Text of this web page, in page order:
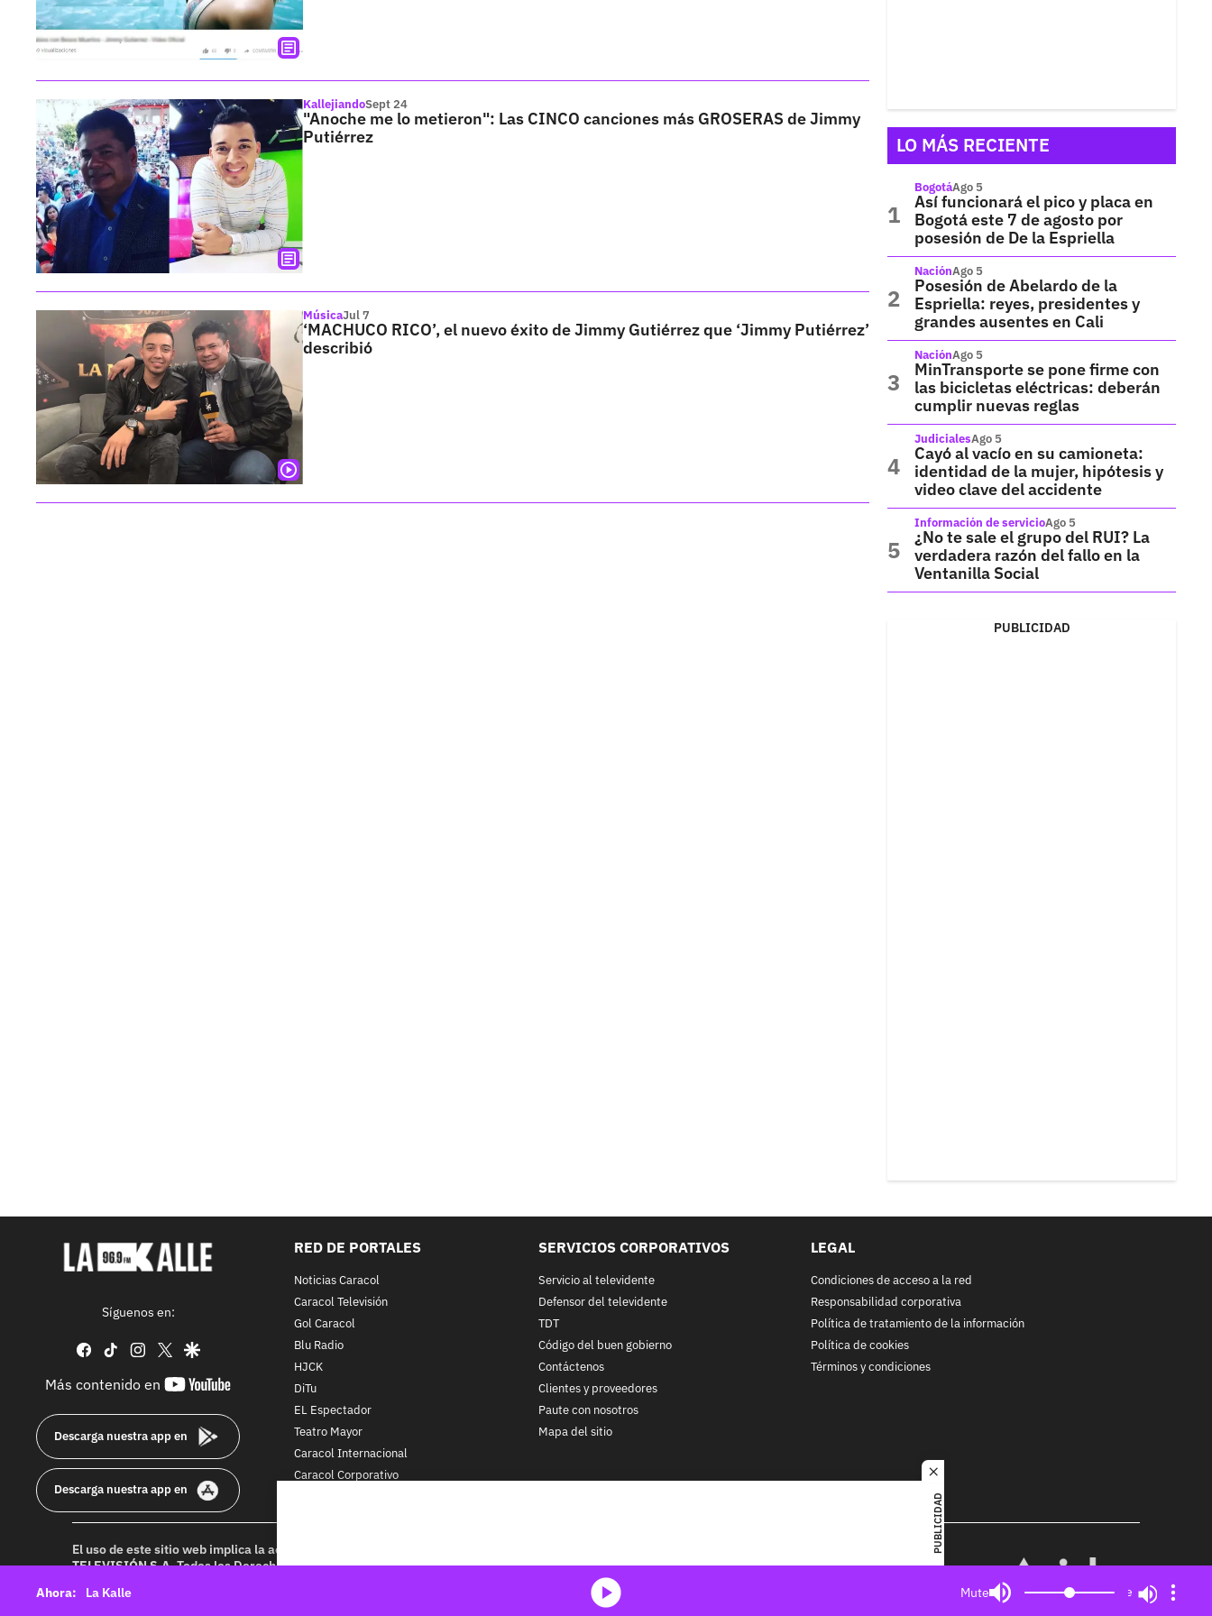
close
PUBLICIDAD
KallejiandoSept 24
"Anoche me lo metieron": Las CINCO canciones más GROSERAS de Jimmy
Putiérrez
MúsicaJul 7
‘MACHUCO RICO’, el nuevo éxito de Jimmy Gutiérrez que ‘Jimmy Putiérrez’
describió
LO MÁS RECIENTE
BogotáAgo 5
Así funcionará el pico y placa en
Bogotá este 7 de agosto por
posesión de De la Espriella
NaciónAgo 5
Posesión de Abelardo de la
Espriella: reyes, presidentes y
grandes ausentes en Cali
NaciónAgo 5
MinTransporte se pone firme con
las bicicletas eléctricas: deberán
cumplir nuevas reglas
JudicialesAgo 5
Cayó al vacío en su camioneta:
identidad de la mujer, hipótesis y
video clave del accidente
Información de servicioAgo 5
¿No te sale el grupo del RUI? La
verdadera razón del fallo en la
Ventanilla Social
PUBLICIDAD
Síguenos en:
facebook
tiktok instagram
twittergoogle
Más contenido en
youtube-
Descarga nuestra app en
Descarga nuestra app en
RED DE PORTALES
Noticias Caracol
Caracol Televisión
Gol Caracol
Blu Radio
HJCK
DiTu
EL Espectador
Teatro Mayor
Caracol Internacional
Caracol Corporativo
SERVICIOS CORPORATIVOS
Servicio al televidente
Defensor del televidente
TDT
Código del buen gobierno
Contáctenos
Clientes y proveedores
Paute con nosotros
Mapa del sitio
LEGAL
Condiciones de acceso a la red
Responsabilidad corporativa
Política de tratamiento de la información
Política de cookies
Términos y condiciones
El uso de este sitio web implica la aceptación de los
TELEVISIÓN S.A.Todos los Derechos Reservados D.R.A. Prohibida su reproducción total o parcial, así como su traducción a cualquier
idioma sin autorización escrita de su titular. Reproduction in whole or in part, or translation without written permission is prohibited. All
rights reserved 2025.
La Kalle
Mute Mute